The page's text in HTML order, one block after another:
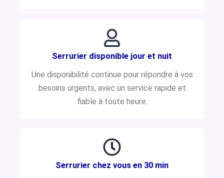
Serrurier disponible jour et nuit
Une disponibilité continue pour répondre à vos
besoins urgents, avec un service rapide et
fiable à toute heure.
Serrurier chez vous en 30 min